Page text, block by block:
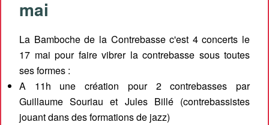
mai
La Bamboche de la Contrebasse c'est 4 concerts le
17 mai pour faire vibrer la contrebasse sous toutes
ses formes :
A 11h une création pour 2 contrebasses par
Guillaume Souriau et Jules Billé (contrebassistes
jouant dans des formations de jazz)